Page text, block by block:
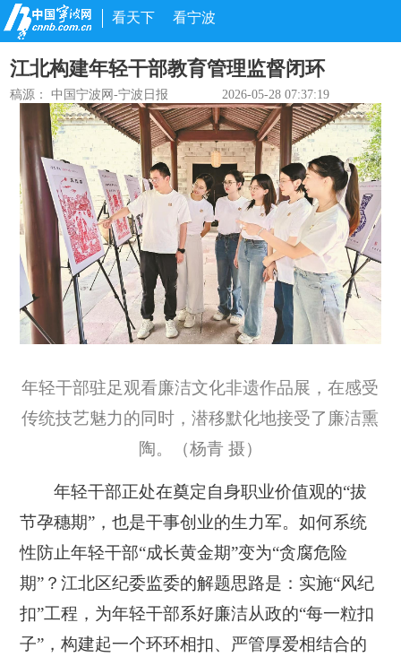
看天下 看宁波
江北构建年轻干部教育管理监督闭环
稿源：中国宁波网-宁波日报 2026-05-28 07:37:19
年轻干部驻足观看廉洁文化非遗作品展，在感受
传统技艺魅力的同时，潜移默化地接受了廉洁熏
陶。（杨青 摄）
年轻干部正处在奠定自身职业价值观的“拔
节孕穗期”，也是干事创业的生力军。如何系统
性防止年轻干部“成长黄金期”变为“贪腐危险
期”？江北区纪委监委的解题思路是：实施“风纪
扣”工程，为年轻干部系好廉洁从政的“每一粒扣
子”，构建起一个环环相扣、严管厚爱相结合的